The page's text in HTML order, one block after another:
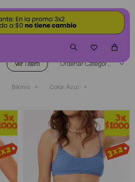

Ver Categoría
Bikinis Color: Azul